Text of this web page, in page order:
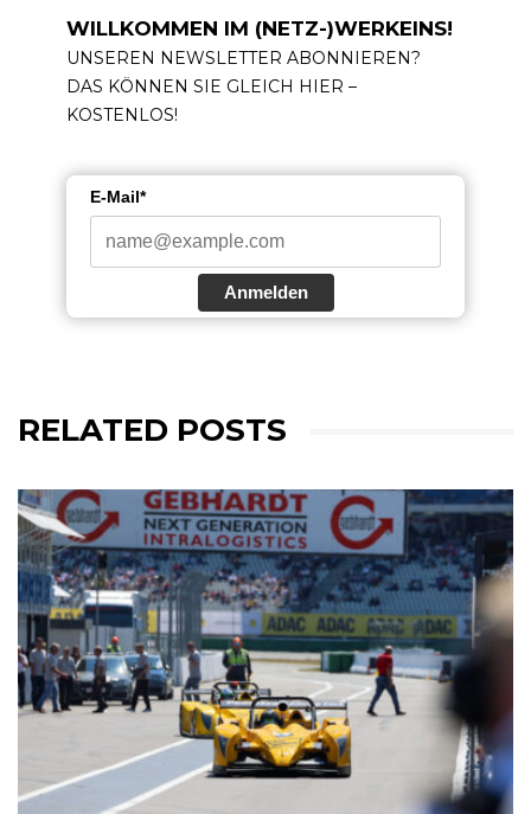
WILLKOMMEN IM (NETZ-)WERKEINS!
UNSEREN NEWSLETTER ABONNIEREN?
DAS KÖNNEN SIE GLEICH HIER –
KOSTENLOS!
E-Mail*
Anmelden
RELATED POSTS